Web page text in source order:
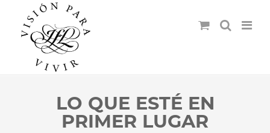
LO QUE ESTÉ EN
PRIMER LUGAR